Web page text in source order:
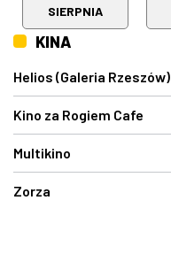
SIERPNIA
KINA
Helios (Galeria Rzeszów)
Kino za Rogiem Cafe
Multikino
Zorza